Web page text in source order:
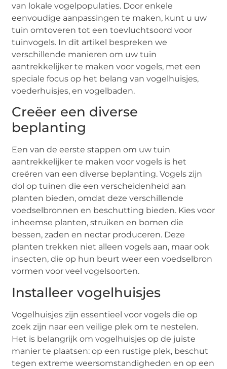
van lokale vogelpopulaties. Door enkele
eenvoudige aanpassingen te maken, kunt u uw
tuin omtoveren tot een toevluchtsoord voor
tuinvogels. In dit artikel bespreken we
verschillende manieren om uw tuin
aantrekkelijker te maken voor vogels, met een
speciale focus op het belang van vogelhuisjes,
voederhuisjes, en vogelbaden.
Creëer een diverse
beplanting
Een van de eerste stappen om uw tuin
aantrekkelijker te maken voor vogels is het
creëren van een diverse beplanting. Vogels zijn
dol op tuinen die een verscheidenheid aan
planten bieden, omdat deze verschillende
voedselbronnen en beschutting bieden. Kies voor
inheemse planten, struiken en bomen die
bessen, zaden en nectar produceren. Deze
planten trekken niet alleen vogels aan, maar ook
insecten, die op hun beurt weer een voedselbron
vormen voor veel vogelsoorten.
Installeer vogelhuisjes
Vogelhuisjes zijn essentieel voor vogels die op
zoek zijn naar een veilige plek om te nestelen.
Het is belangrijk om vogelhuisjes op de juiste
manier te plaatsen: op een rustige plek, beschut
tegen extreme weersomstandigheden en op een